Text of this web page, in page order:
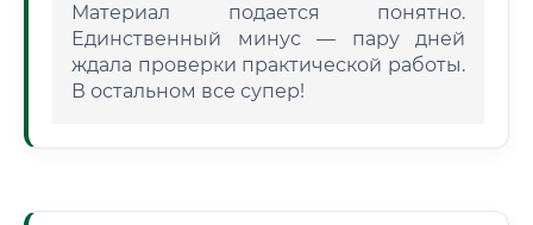
Материал подается понятно.
Единственный минус — пару дней
ждала проверки практической работы.
В остальном все супер!